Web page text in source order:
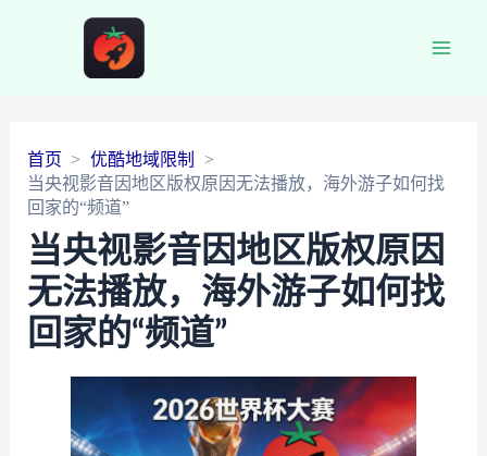
首页
优酷地域限制
当央视影音因地区版权原因无法播放，海外游子如何找
回家的“频道”
当央视影音因地区版权原因
无法播放，海外游子如何找
回家的“频道”